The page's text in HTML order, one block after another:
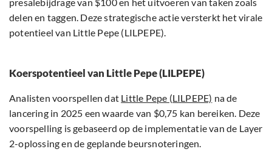
delen en taggen. Deze strategische actie versterkt het virale
potentieel van Little Pepe (LILPEPE).
Koerspotentieel van Little Pepe (LILPEPE)
Analisten voorspellen dat Little Pepe (LILPEPE) na de
lancering in 2025 een waarde van $0,75 kan bereiken. Deze
voorspelling is gebaseerd op de implementatie van de Layer
2-oplossing en de geplande beursnoteringen.